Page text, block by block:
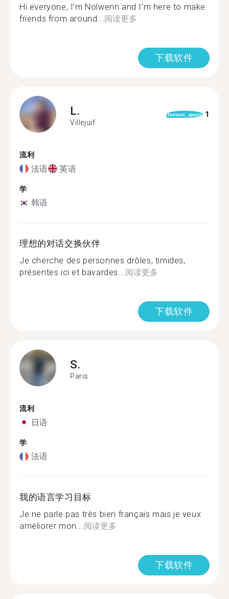
Hi everyone, I’m Nolwenn and I’m here to make
friends from around...阅读更多
下载软件
L.
Villejuif
format_quote 1
流利
法语 英语
学
韩语
理想的对话交换伙伴
Je cherche des personnes drôles, timides,
présentes ici et bavardes...阅读更多
下载软件
S.
Paris
流利
日语
学
法语
我的语言学习目标
Je ne parle pas très bien français mais je veux
améliorer mon...阅读更多
下载软件